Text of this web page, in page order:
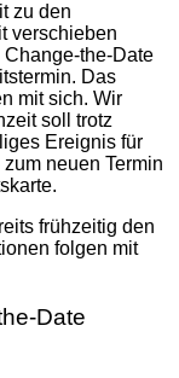
zu den
verschieben
Change-the-Date
Das
mit sich. Wir
soll trotz
Ereignis für
neuen Termin
frühzeitig den
folgen mit
Date